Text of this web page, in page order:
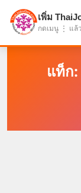
แบ่งปันโอ
แท็ก
เพิ่ม
กดเมนู ⋮ แล้